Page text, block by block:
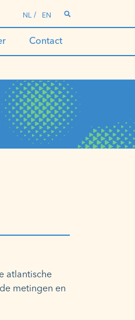
NL EN
Contact
atlantische
metingen en